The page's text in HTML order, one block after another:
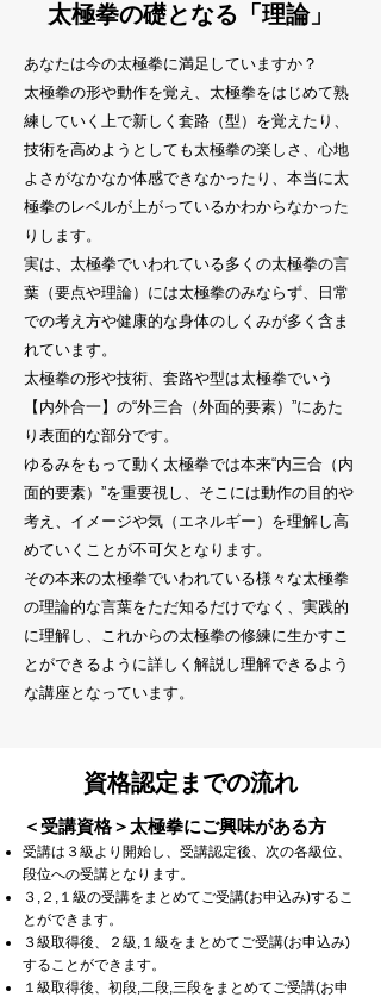
太極拳の礎となる「理論」
あなたは今の太極拳に満足していますか？
太極拳の形や動作を覚え、太極拳をはじめて熟
練していく上で新しく套路（型）を覚えたり、
技術を高めようとしても太極拳の楽しさ、心地
よさがなかなか体感できなかったり、本当に太
極拳のレベルが上がっているかわからなかった
りします。
実は、太極拳でいわれている多くの太極拳の言
葉（要点や理論）には太極拳のみならず、日常
での考え方や健康的な身体のしくみが多く含ま
れています。
太極拳の形や技術、套路や型は太極拳でいう
【内外合一】の“外三合（外面的要素）”にあた
り表面的な部分です。
ゆるみをもって動く太極拳では本来“内三合（内
面的要素）”を重要視し、そこには動作の目的や
考え、イメージや気（エネルギー）を理解し高
めていくことが不可欠となります。
その本来の太極拳でいわれている様々な太極拳
の理論的な言葉をただ知るだけでなく、実践的
に理解し、これからの太極拳の修練に生かすこ
とができるように詳しく解説し理解できるよう
な講座となっています。
資格認定までの流れ
＜受講資格＞太極拳にご興味がある方
受講は３級より開始し、受講認定後、次の各級位、
段位への受講となります。
３,２,１級の受講をまとめてご受講(お申込み)するこ
とができます。
３級取得後、２級,１級をまとめてご受講(お申込み)
することができます。
１級取得後、初段,二段,三段をまとめてご受講(お申